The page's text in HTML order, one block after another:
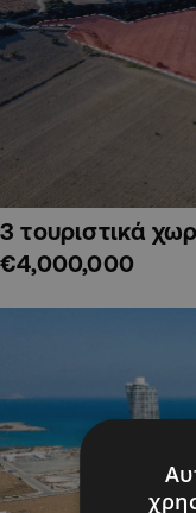
3 τουριστικά
€4,000,000